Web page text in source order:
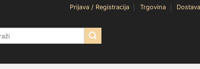
Prijava / Registracija Trgovina Dostava